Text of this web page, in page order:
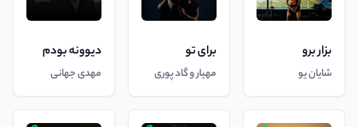
بزار برو
شایان یو
برای تو
مهیار و گاد پوری
دیوونه بودم
مهدی جهانی